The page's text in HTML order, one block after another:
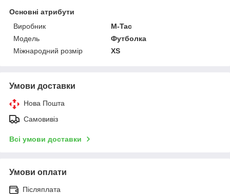
Основні атрибути
Виробник
M-Tac
Модель
Футболка
Міжнародний розмір
XS
Умови доставки
Нова Пошта
Самовивіз
Всі умови доставки
Умови оплати
Післяплата